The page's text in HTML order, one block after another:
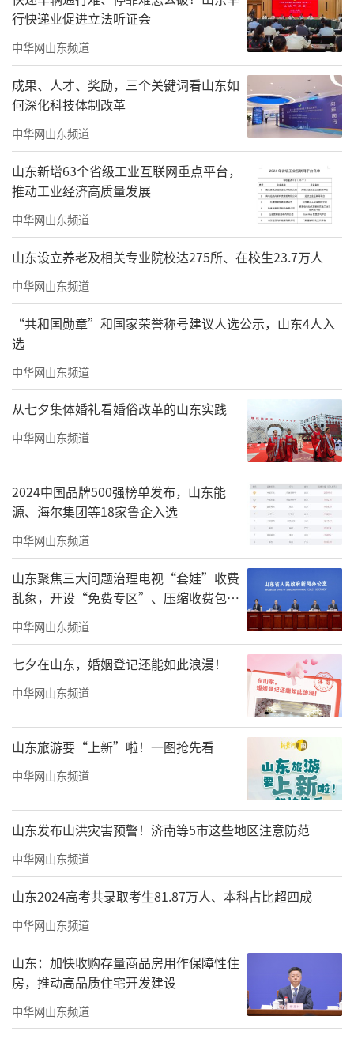
行快递业促进立法听证会
中华网山东频道
成果、人才、奖励，三个关键词看山东如
何深化科技体制改革
中华网山东频道
山东新增63个省级工业互联网重点平台，
推动工业经济高质量发展
中华网山东频道
山东设立养老及相关专业院校达275所、在校生23.7万人
中华网山东频道
“共和国勋章”和国家荣誉称号建议人选公示，山东4人入
选
中华网山东频道
从七夕集体婚礼看婚俗改革的山东实践
中华网山东频道
2024中国品牌500强榜单发布，山东能
源、海尔集团等18家鲁企入选
中华网山东频道
山东聚焦三大问题治理电视“套娃”收费
乱象，开设“免费专区”、压缩收费包比
例70%以上
中华网山东频道
七夕在山东，婚姻登记还能如此浪漫！
中华网山东频道
山东旅游要“上新”啦！一图抢先看
中华网山东频道
山东发布山洪灾害预警！济南等5市这些地区注意防范
中华网山东频道
山东2024高考共录取考生81.87万人、本科占比超四成
中华网山东频道
山东：加快收购存量商品房用作保障性住
房，推动高品质住宅开发建设
中华网山东频道